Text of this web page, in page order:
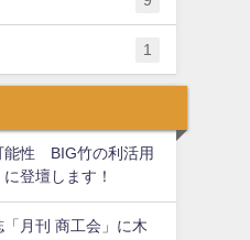
1
能性 BIG竹の利活用
登壇します！
月刊 商工会」に木